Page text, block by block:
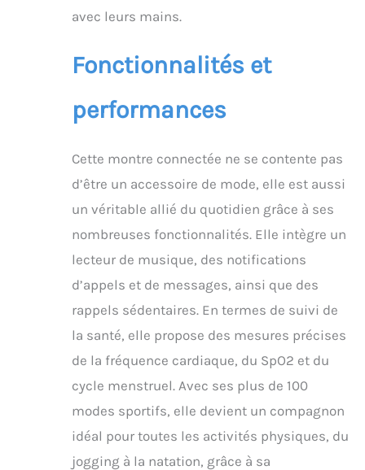
avec leurs mains.
Fonctionnalités et
performances
Cette montre connectée ne se contente pas
d’être un accessoire de mode, elle est aussi
un véritable allié du quotidien grâce à ses
nombreuses fonctionnalités. Elle intègre un
lecteur de musique, des notifications
d’appels et de messages, ainsi que des
rappels sédentaires. En termes de suivi de
la santé, elle propose des mesures précises
de la fréquence cardiaque, du SpO2 et du
cycle menstruel. Avec ses plus de 100
modes sportifs, elle devient un compagnon
idéal pour toutes les activités physiques, du
jogging à la natation, grâce à sa